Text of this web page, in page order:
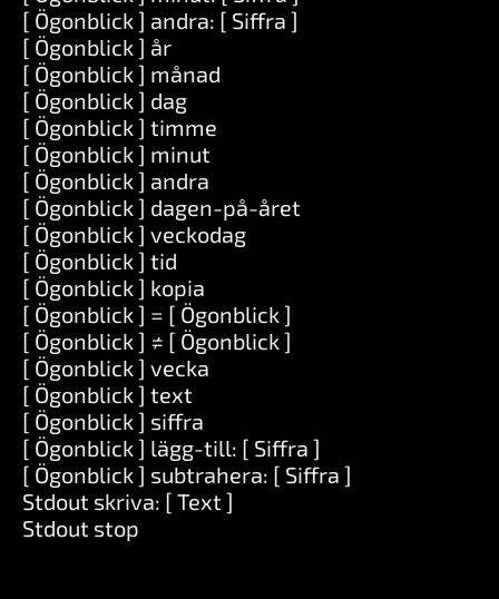
[ Ögonblick ] andra: [ Siffra ]
[ Ögonblick ] år
[ Ögonblick ] månad
[ Ögonblick ] dag
[ Ögonblick ] timme
[ Ögonblick ] minut
[ Ögonblick ] andra
[ Ögonblick ] dagen-på-året
[ Ögonblick ] veckodag
[ Ögonblick ] tid
[ Ögonblick ] kopia
[ Ögonblick ] = [ Ögonblick ]
[ Ögonblick ] ≠ [ Ögonblick ]
[ Ögonblick ] vecka
[ Ögonblick ] text
[ Ögonblick ] siffra
[ Ögonblick ] lägg-till: [ Siffra ]
[ Ögonblick ] subtrahera: [ Siffra ]
Stdout skriva: [ Text ]
Stdout stop